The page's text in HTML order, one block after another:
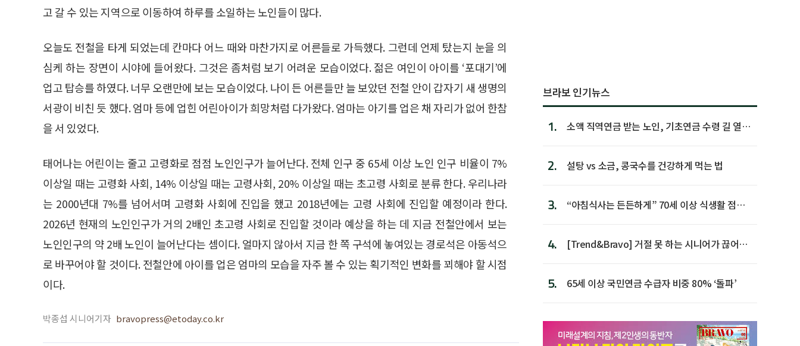
고 갈 수 있는 지역으로 이동하여 하루를 소일하는 노인들이 많다.
오늘도 전철을 타게 되었는데 칸마다 어느 때와 마찬가지로 어른들로 가득했다. 그런데 언제 탔는지 눈을 의
심케 하는 장면이 시야에 들어왔다. 그것은 좀처럼 보기 어려운 모습이었다. 젊은 여인이 아이를 ‘포대기’에
업고 탑승를 하였다. 너무 오랜만에 보는 모습이었다. 나이 든 어른들만 늘 보았던 전철 안이 갑자기 새 생명의
서광이 비친 듯 했다. 엄마 등에 업힌 어린아이가 희망처럼 다가왔다. 엄마는 아기를 업은 채 자리가 없어 한참
을 서 있었다.
태어나는 어린이는 줄고 고령화로 점점 노인인구가 늘어난다. 전체 인구 중 65세 이상 노인 인구 비율이 7%
이상일 때는 고령화 사회, 14% 이상일 때는 고령사회, 20% 이상일 때는 초고령 사회로 분류 한다. 우리나라
는 2000년대 7%를 넘어서며 고령화 사회에 진입을 했고 2018년에는 고령 사회에 진입할 예정이라 한다.
2026년 현재의 노인인구가 거의 2배인 초고령 사회로 진입할 것이라 예상을 하는 데 지금 전철안에서 보는
노인인구의 약 2배 노인이 늘어난다는 셈이다. 얼마지 않아서 지금 한 쪽 구석에 놓여있는 경로석은 아동석으
로 바꾸어야 할 것이다. 전철안에 아이를 업은 엄마의 모습을 자주 볼 수 있는 획기적인 변화를 꾀해야 할 시점
이다.
박종섭 시니어기자 bravopress@etoday.co.kr
브라보 인기뉴스
1.
소액 직역연금 받는 노인, 기초연금 수령 길 열린
2. 설탕 vs 소금, 콩국수를 건강하게 먹는 법
3.
“아침식사는 든든하게” 70세 이상 식생활 점수
4.
[Trend&Bravo] 거절 못 하는 시니어가 끊어야
5. 65세 이상 국민연금 수급자 비중 80% ‘돌파’